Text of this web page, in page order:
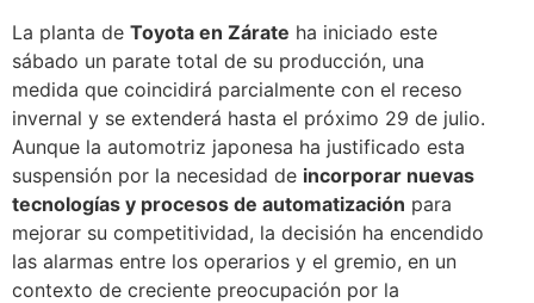
La planta de Toyota en Zárate ha iniciado este
sábado un parate total de su producción, una
medida que coincidirá parcialmente con el receso
invernal y se extenderá hasta el próximo 29 de julio.
Aunque la automotriz japonesa ha justificado esta
suspensión por la necesidad de incorporar nuevas
tecnologías y procesos de automatización para
mejorar su competitividad, la decisión ha encendido
las alarmas entre los operarios y el gremio, en un
contexto de creciente preocupación por la